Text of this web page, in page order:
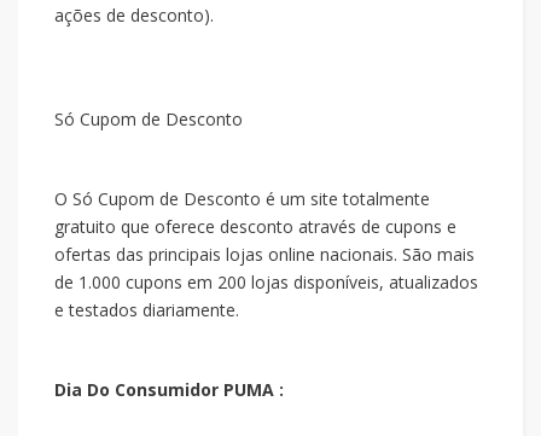
ações de desconto).
Só Cupom de Desconto
O Só Cupom de Desconto é um site totalmente
gratuito que oferece desconto através de cupons e
ofertas das principais lojas online nacionais. São mais
de 1.000 cupons em 200 lojas disponíveis, atualizados
e testados diariamente.
Dia Do Consumidor PUMA :